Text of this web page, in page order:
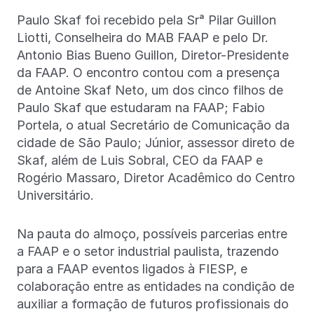
Paulo Skaf foi recebido pela Srᵃ Pilar Guillon
Liotti, Conselheira do MAB FAAP e pelo Dr.
Antonio Bias Bueno Guillon, Diretor-Presidente
da FAAP. O encontro contou com a presença
de Antoine Skaf Neto, um dos cinco filhos de
Paulo Skaf que estudaram na FAAP; Fabio
Portela, o atual Secretário de Comunicação da
cidade de São Paulo; Júnior, assessor direto de
Skaf, além de Luis Sobral, CEO da FAAP e
Rogério Massaro, Diretor Acadêmico do Centro
Universitário.
Na pauta do almoço, possíveis parcerias entre
a FAAP e o setor industrial paulista, trazendo
para a FAAP eventos ligados à FIESP, e
colaboração entre as entidades na condição de
auxiliar a formação de futuros profissionais do